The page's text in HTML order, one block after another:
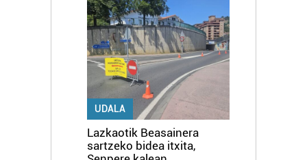
UDALA
Lazkaotik Beasainera
sartzeko bidea itxita,